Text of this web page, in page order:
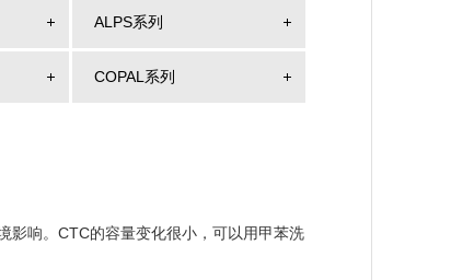
ALPS系列
COPAL系列
影响。CTC的容量变化很小，可以用甲苯洗